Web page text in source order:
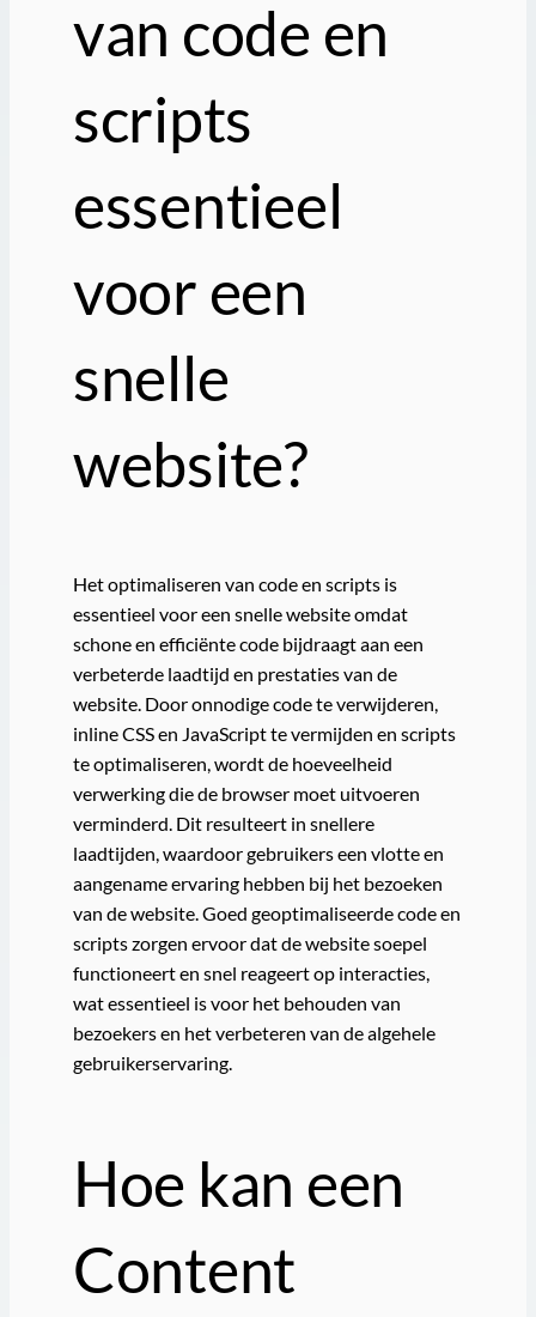
van code en
scripts
essentieel
voor een
snelle
website?
Het optimaliseren van code en scripts is
essentieel voor een snelle website omdat
schone en efficiënte code bijdraagt aan een
verbeterde laadtijd en prestaties van de
website. Door onnodige code te verwijderen,
inline CSS en JavaScript te vermijden en scripts
te optimaliseren, wordt de hoeveelheid
verwerking die de browser moet uitvoeren
verminderd. Dit resulteert in snellere
laadtijden, waardoor gebruikers een vlotte en
aangename ervaring hebben bij het bezoeken
van de website. Goed geoptimaliseerde code en
scripts zorgen ervoor dat de website soepel
functioneert en snel reageert op interacties,
wat essentieel is voor het behouden van
bezoekers en het verbeteren van de algehele
gebruikerservaring.
Hoe kan een
Content